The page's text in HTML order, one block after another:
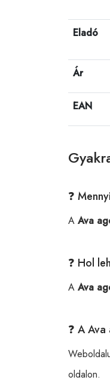
Eladó
Ár
EAN
❓
A Ava
❓ Hol
A Ava
❓ A
oldalon.